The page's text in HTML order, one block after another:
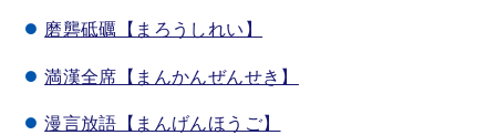
磨礱砥礪【まろうしれい】
満漢全席【まんかんぜんせき】
漫言放語【まんげんほうご】